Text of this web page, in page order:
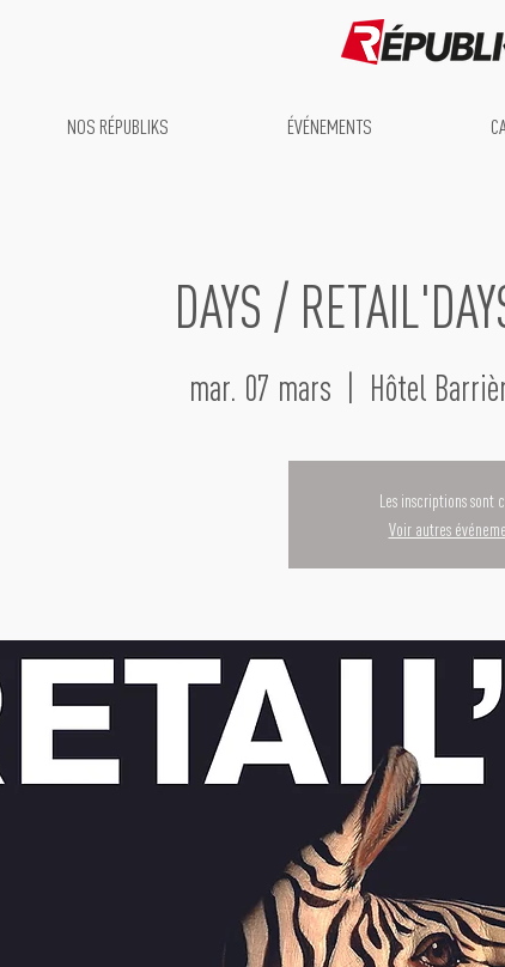
NOS RÉPUBLIKS ÉVÉNEMENTS
DAYS /
mar. 07 mars Hôtel
Les inscriptions sont
Voir autres